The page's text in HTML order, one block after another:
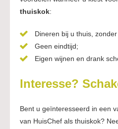
thuiskok:
Dineren bij u thuis,
Geen eindtijd;
Eigen wijnen en drank
Interesse?
Bent u geïnteresseerd in een
van HuisChef als thuiskok?